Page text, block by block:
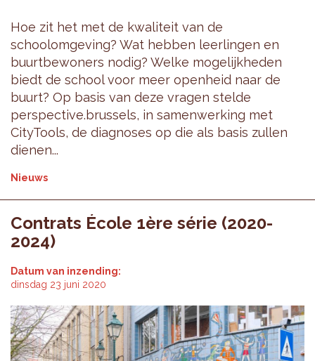
Hoe zit het met de kwaliteit van de
schoolomgeving? Wat hebben leerlingen en
buurtbewoners nodig? Welke mogelijkheden
biedt de school voor meer openheid naar de
buurt? Op basis van deze vragen stelde
perspective.brussels, in samenwerking met
CityTools, de diagnoses op die als basis zullen
dienen...
Nieuws
Contrats École 1ère série (2020-
2024)
Datum van inzending:
dinsdag 23 juni 2020